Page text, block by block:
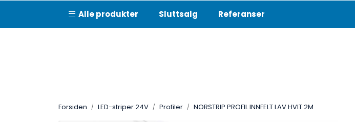
Alle produkter Sluttsalg Referanser
Forsiden LED-striper 24V Profiler NORSTRIP PROFIL INNFELT LAV HVIT 2M